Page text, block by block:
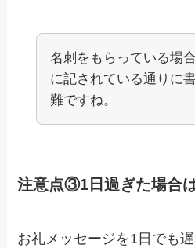
名刺をもらっている場
に記されている通りに
難ですね。
注意点③1日過ぎた場合
お礼メッセージを1日でも